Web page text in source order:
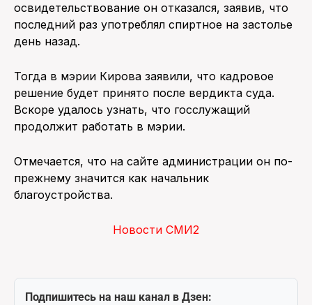
освидетельствование он отказался, заявив, что
последний раз употреблял спиртное на застолье
день назад.
Тогда в мэрии Кирова заявили, что кадровое
решение будет принято после вердикта суда.
Вскоре удалось узнать, что госслужащий
продолжит работать в мэрии.
Отмечается, что на сайте администрации он по-
прежнему значится как начальник
благоустройства.
Новости СМИ2
Подпишитесь на наш канал в Дзен: